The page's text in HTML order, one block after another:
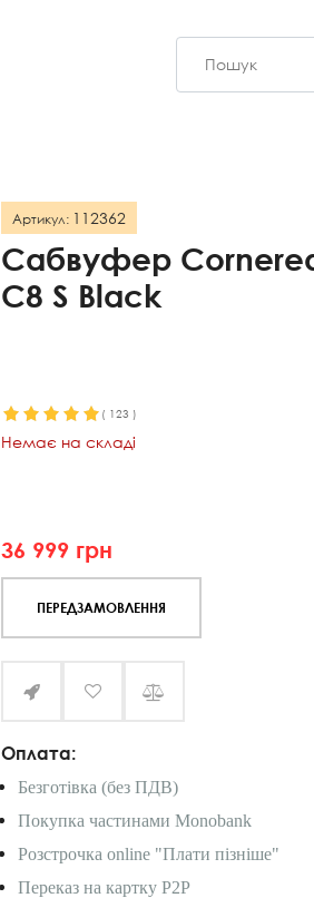
Артикул: 112362
Сабвуфер
C8 S Black
( 123 )
Немає на складі
36 999 грн
ПЕРЕДЗАМОВЛЕННЯ
Оплата:
Безготівка (без ПДВ)
Покупка частинами Monobank
Розстрочка online "Плати пізніше"
Переказ на картку P2P